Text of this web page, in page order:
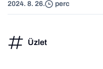
2024. 8. 26. perc
Üzlet